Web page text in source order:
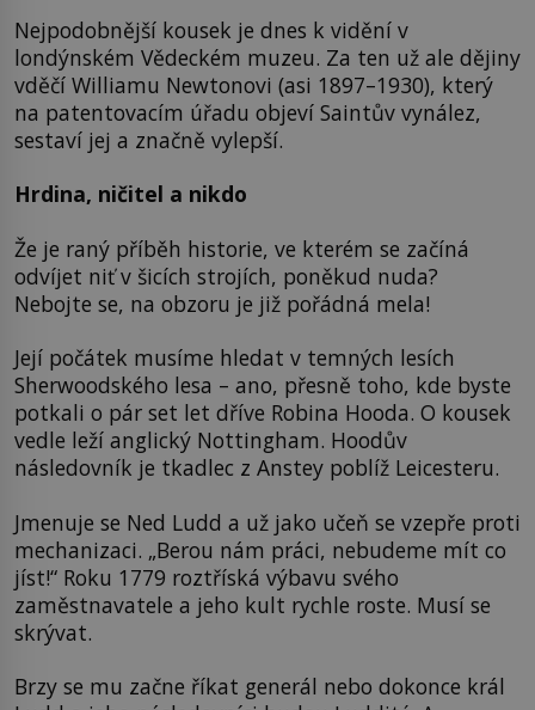
Nejpodobnější kousek je dnes k vidění v
londýnském Vědeckém muzeu. Za ten už ale dějiny
vděčí Williamu Newtonovi (asi 1897–1930), který
na patentovacím úřadu objeví Saintův vynález,
sestaví jej a značně vylepší.
Hrdina, ničitel a nikdo
Že je raný příběh historie, ve kterém se začíná
odvíjet niť v šicích strojích, poněkud nuda?
Nebojte se, na obzoru je již pořádná mela!
Její počátek musíme hledat v temných lesích
Sherwoodského lesa – ano, přesně toho, kde byste
potkali o pár set let dříve Robina Hooda. O kousek
vedle leží anglický Nottingham. Hoodův
následovník je tkadlec z Anstey poblíž Leicesteru.
Jmenuje se Ned Ludd a už jako učeň se vzepře proti
mechanizaci. „Berou nám práci, nebudeme mít co
jíst!“ Roku 1779 roztříská výbavu svého
zaměstnavatele a jeho kult rychle roste. Musí se
skrývat.
Brzy se mu začne říkat generál nebo dokonce král